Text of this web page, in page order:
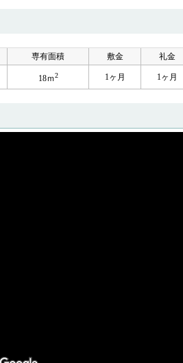
専有面積 敷金 礼金
18ｍ2 1ヶ月 1ヶ月